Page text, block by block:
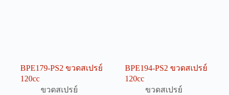
BPE179-PS2 ขวดสเปรย์
120cc
ขวดสเปรย์
BPE194-PS2 ขวดสเปรย์
120cc
ขวดสเปรย์